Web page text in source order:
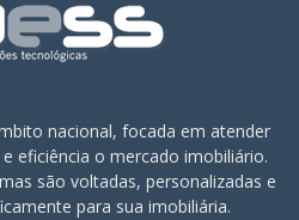
nacional, focada em atender
eficiência o mercado imobiliário.
são voltadas, personalizadas e
para sua imobiliária.